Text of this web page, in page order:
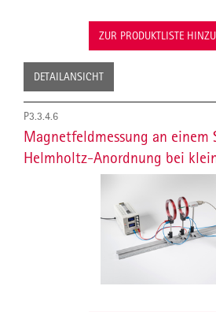
ZUR PRODUKTLISTE
DETAILANSICHT
P3.3.4.6
Magnetfeldmessung an einem
Helmholtz-Anordnung bei